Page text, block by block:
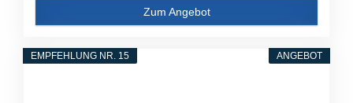
Zum Angebot
ANGEBOT
EMPFEHLUNG NR. 15